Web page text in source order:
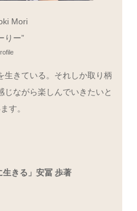
Mori
りー”
生きている。それしか取り柄
じながら楽しんでいきたいと
す。
きる」安冨 歩著